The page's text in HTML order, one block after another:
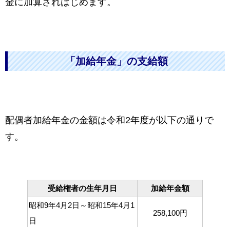
「加給年金」の支給額
配偶者加給年金の金額は令和2年度が以下の通りで
す。
受給権者の生年月日
加給年金額
昭和9年4月2日～昭和15年4月1
日
258,100円